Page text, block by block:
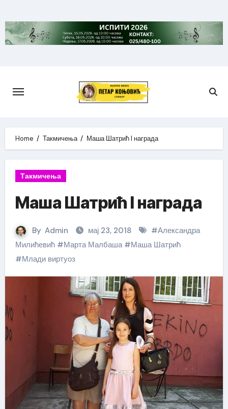
to
content
Home Такмичења Маша Шатрић I награда
Такмичења
Маша Шатрић I награда
By Admin мај 23, 2018 #Александра
Милићевић#Марта Малбаша#Маша Шатрић
#Млади виртуоз